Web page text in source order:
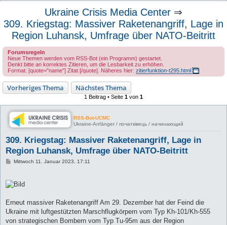
Ukraine Crisis Media Center ⇒
309. Kriegstag: Massiver Raketenangriff, Lage in
Region Luhansk, Umfrage über NATO-Beitritt
Forumsregeln
Neue Themen werden vom RSS-Bot (ein Programm) gestartet.
Denkt bitte an korrektes Zitieren, um die Lesbarkeit zu erhöhen.
Format: [quote="name"] Zitat [/quote]. Näheres hier: zitierfunktion-t295.html
Vorheriges Thema Nächstes Thema
1 Beitrag • Seite 1 von 1
RSS-Bot-UCMC
Ukraine-Anfänger / початківець / начинающий
309. Kriegstag: Massiver Raketenangriff, Lage in
Region Luhansk, Umfrage über NATO-Beitritt
B
t
r
Mittwoch 11. Januar 2023, 17:11
Erneut massiver Raketenangriff Am 29. Dezember hat der Feind die
Ukraine mit luftgestützten Marschflugkörpern vom Typ Kh-101/Kh-555
von strategischen Bombern vom Typ Tu-95m aus der Region